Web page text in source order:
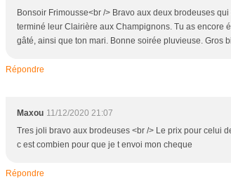
Bonsoir Frimousse<br /> Bravo aux deux brodeuses qui
terminé leur Clairière aux Champignons. Tu as encore
gâté, ainsi que ton mari. Bonne soirée pluvieuse. Gros
Répondre
Maxou 11/12/2020 21:07
Tres joli bravo aux brodeuses <br /> Le prix pour celui
c est combien pour que je t envoi mon cheque
Répondre